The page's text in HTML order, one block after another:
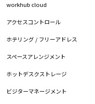
workhub cloud
アクセスコントロール
ホテリング / フリーアドレス
スペースアレンジメント
ホットデスクストレージ
ビジターマネージメント